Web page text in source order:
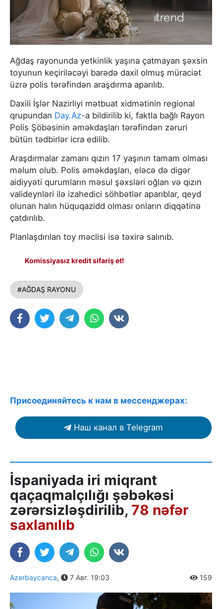
Ağdaş rayonunda yetkinlik yaşına çatmayan şəxsin
toyunun keçiriləcəyi barədə daxil olmuş müraciət
üzrə polis tərəfindən araşdırma aparılıb.
Daxili İşlər Nazirliyi mətbuat xidmətinin regional
qrupundan Day.Az-а bildirilib ki, faktla bağlı Rayon
Polis Şöbəsinin əməkdaşları tərəfindən zəruri
bütün tədbirlər icra edilib.
Araşdırmalar zamanı qızın 17 yaşının tamam olması
məlum olub. Polis əməkdaşları, eləcə də digər
aidiyyəti qurumların məsul şəxsləri oğlan və qızın
valideynləri ilə izahedici söhbətlər aparıblar, qeyd
olunan halın hüquqazidd olması onların diqqətinə
çatdırılıb.
Planlaşdırılan toy məclisi isə təxirə salınıb.
Komissiyasız kredit sifariş et!
#AĞDAŞ RAYONU
Присоединяйтесь к нам в мессенджерах:
Наш канал в Telegram
İspaniyada iri miqrant
qaçaqmalçılığı şəbəkəsi
zərərsizləşdirilib, 78 nəfər
saxlanılıb
Azərbaycanca, 7 Авг. 19:03 159